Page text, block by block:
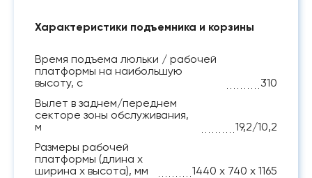
Характеристики подъемника и корзины
Время подъема люльки / рабочей
платформы на наибольшую
высоту, с
310
Вылет в заднем/переднем
секторе зоны обслуживания,
м
19,2/10,2
Размеры рабочей
платформы (длина х
ширина х высота), мм
1440 х 740 х 1165